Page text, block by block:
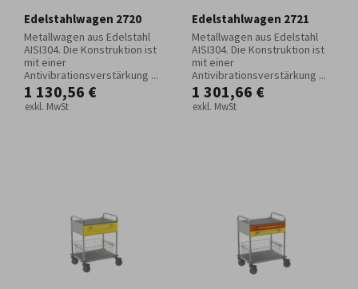
Edelstahlwagen 2720
Metallwagen aus Edelstahl
AISI304. Die Konstruktion ist
mit einer
Antivibrationsverstärkung ...
1 130,56 €
exkl. MwSt
Edelstahlwagen 2721
Metallwagen aus Edelstahl
AISI304. Die Konstruktion ist
mit einer
Antivibrationsverstärkung ...
1 301,66 €
exkl. MwSt